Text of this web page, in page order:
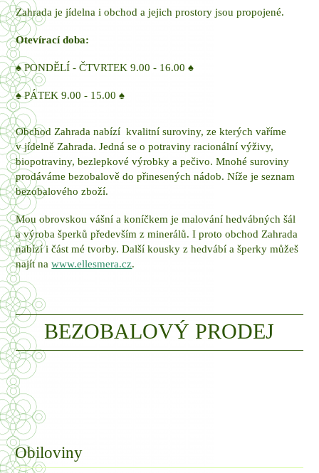
Zahrada je jídelna i obchod a jejich prostory jsou propojené.
Otevírací doba:
♠ PONDĚLÍ - ČTVRTEK 9.00 - 16.00 ♠
♠ PÁTEK 9.00 - 15.00 ♠
Obchod Zahrada nabízí kvalitní suroviny, ze kterých vaříme
v jídelně Zahrada. Jedná se o potraviny racionální výživy,
biopotraviny, bezlepkové výrobky a pečivo. Mnohé suroviny
prodáváme bezobalově do přinesených nádob. Níže je seznam
bezobalového zboží.
Mou obrovskou vášní a koníčkem je malování hedvábných šál
a výroba šperků především z minerálů. I proto obchod Zahrada
nabízí i část mé tvorby. Další kousky z hedvábí a šperky můžeš
najít nawww.ellesmera.cz.
BEZOBALOVÝ PRODEJ
Obiloviny